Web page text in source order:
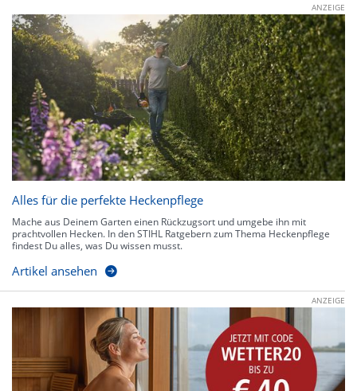
ANZEIGE
Alles für die perfekte Heckenpflege
Mache aus Deinem Garten einen Rückzugsort und umgebe ihn mit
prachtvollen Hecken. In den STIHL Ratgebern zum Thema Heckenpflege
findest Du alles, was Du wissen musst.
Artikel ansehen
ANZEIGE